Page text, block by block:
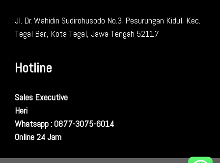
Jl. Dr. Wahidin Sudirohusodo No.3, Pesurungan Kidul, Kec.
Tegal Bar., Kota Tegal, Jawa Tengah 52117
Hotline
Sales Executive
Heri
Whatsapp : 0877-3075-6014
Online 24 Jam